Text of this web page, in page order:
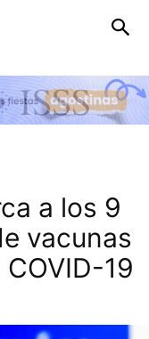
a los 9
vacunas
19